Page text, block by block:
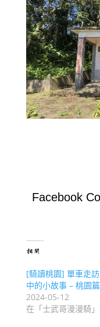
Facebook
相關
[騎讀桃園] 單車走
中的小故事 – 桃園篇
2024-05-12
在「士武哥漫漫騎